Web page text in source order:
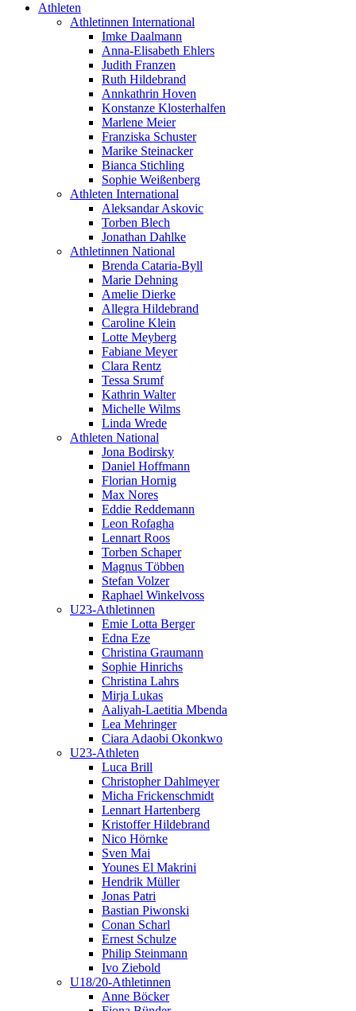
Athleten
Athletinnen International
Imke Daalmann
Anna-Elisabeth Ehlers
Judith Franzen
Ruth Hildebrand
Annkathrin Hoven
Konstanze Klosterhalfen
Marlene Meier
Franziska Schuster
Marike Steinacker
Bianca Stichling
Sophie Weißenberg
Athleten International
Aleksandar Askovic
Torben Blech
Jonathan Dahlke
Athletinnen National
Brenda Cataria-Byll
Marie Dehning
Amelie Dierke
Allegra Hildebrand
Caroline Klein
Lotte Meyberg
Fabiane Meyer
Clara Rentz
Tessa Srumf
Kathrin Walter
Michelle Wilms
Linda Wrede
Athleten National
Jona Bodirsky
Daniel Hoffmann
Florian Hornig
Max Nores
Eddie Reddemann
Leon Rofagha
Lennart Roos
Torben Schaper
Magnus Többen
Stefan Volzer
Raphael Winkelvoss
U23-Athletinnen
Emie Lotta Berger
Edna Eze
Christina Graumann
Sophie Hinrichs
Christina Lahrs
Mirja Lukas
Aaliyah-Laetitia Mbenda
Lea Mehringer
Ciara Adaobi Okonkwo
U23-Athleten
Luca Brill
Christopher Dahlmeyer
Micha Frickenschmidt
Lennart Hartenberg
Kristoffer Hildebrand
Nico Hörnke
Sven Mai
Younes El Makrini
Hendrik Müller
Jonas Patri
Bastian Piwonski
Conan Scharl
Ernest Schulze
Philip Steinmann
Ivo Ziebold
U18/20-Athletinnen
Anne Böcker